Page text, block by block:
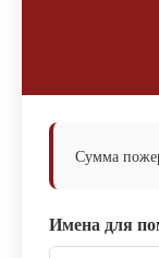
Сумма
Имена для